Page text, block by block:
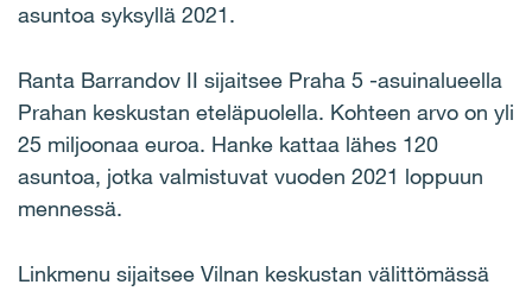
asuntoa syksyllä 2021.
Ranta Barrandov II sijaitsee Praha 5 -asuinalueella
Prahan keskustan eteläpuolella. Kohteen arvo on yli
25 miljoonaa euroa. Hanke kattaa lähes 120
asuntoa, jotka valmistuvat vuoden 2021 loppuun
mennessä.
Linkmenu sijaitsee Vilnan keskustan välittömässä